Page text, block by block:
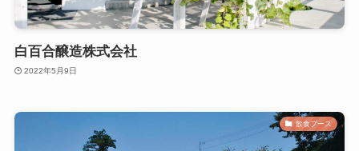
白百合醸造株式会社
2022年5月9日
飲食ブース